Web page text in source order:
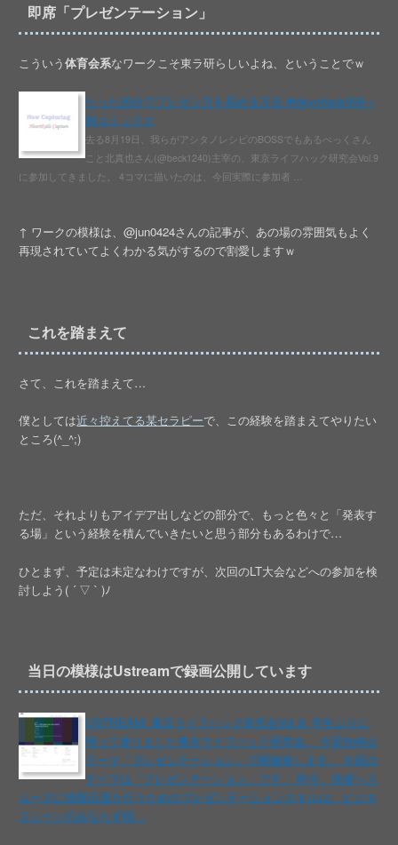
即席「プレゼンテーション」
こういう体育会系なワークこそ東ラ研らしいよね、ということでｗ
たった20分でプレゼン力を高める方法 #tokyohack009 «
純コミックス
去る8月19日、我らがアシタノレシピのBOSSでもあるべっくさん
こと北真也さん(@beck1240)主宰の、東京ライフハック研究会Vol.9
に参加してきました。 4コマに描いたのは、今回実際に参加者 …
↑ ワークの模様は、@jun0424さんの記事が、あの場の雰囲気もよく
再現されていてよくわかる気がするので割愛しますｗ
これを踏まえて
さて、これを踏まえて…
僕としては近々控えてる某セラピーで、この経験を踏まえてやりたい
ところ(^_^;)
ただ、それよりもアイデア出しなどの部分で、もっと色々と「発表す
る場」という経験を積んでいきたいと思う部分もあるわけで…
ひとまず、予定は未定なわけですが、次回のLT大会などへの参加を検
討しよう( ´ ▽ ` )ﾉ
当日の模様はUstreamで録画公開しています
USTREAM: 東京ライフハック研究会Vol.9: 半年ぶりに
帰って参りました東京ライフハック研究会。 今回Vol9は
テーマ「プレゼンテーション」で開催致します。 今回の
テーマは「プレゼンテーション」です。 昨今、他者へス
ムーズに情報伝達を行うためのプレゼンテーションスキルは、ビジネ
スシーンのみならず様…